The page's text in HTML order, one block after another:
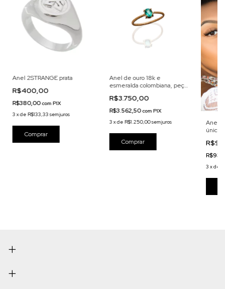
Anel 2STRANGE prata
R$400,00
R$380,00com PIX
3 xde R$133,33 sem juros
Anel de ouro 18k e
esmeralda colombiana, peça
R$3.750,00
R$3.562,50com PIX
3xde R$1.250,00sem juros
Anel
única,
3 xde